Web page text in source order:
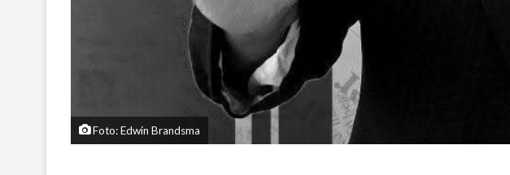
Foto: Edwin Brandsma